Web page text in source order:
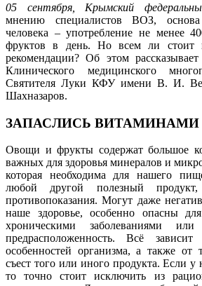
05 сентября, Крымский
мнению специалистов ВОЗ, основа
человека – употребление не менее
фруктов в день. Но всем ли стоит
рекомендации? Об этом рассказывает
Клинического медицинского
Святителя Луки КФУ имени В. И.
Шахназаров.
ЗАПАСЛИСЬ ВИТАМИНАМИ
Овощи и фрукты содержат большое
важных для здоровья минералов и
которая необходима для нашего
любой другой полезный
противопоказания. Могут даже
наше здоровье, особенно опасны
хроническими заболеваниями
предрасположенность. Всё
особенностей организма, а также от
съест того или иного продукта. Если у
то точно стоит исключить из